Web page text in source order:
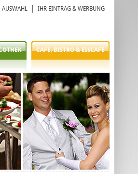
IHR EINTRAG & WERBUNG
AUSWAHL
CAFE, BISTRO & EISCAFE